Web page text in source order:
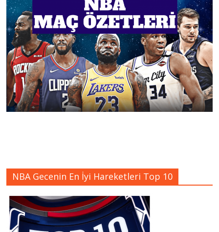
NBA Gecenin En İyi Hareketleri Top 10